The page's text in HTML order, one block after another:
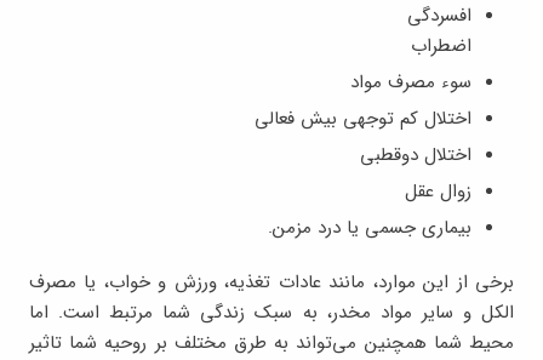
افسردگی
اضطراب
سوء مصرف مواد
اختلال کم توجهی بیش فعالی
اختلال دوقطبی
زوال عقل
بیماری جسمی یا درد مزمن.
برخی از این موارد، مانند عادات تغذیه، ورزش و خواب، یا مصرف
الکل و سایر مواد مخدر، به سبک زندگی شما مرتبط است. اما
محیط شما همچنین می‌تواند به طرق مختلف بر روحیه شما تاثیر